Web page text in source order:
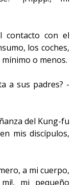
contacto con el
los coches,
o menos.
a sus padres? -
del Kung-fu
mis discípulos,
a mi cuerpo,
mi pequeño